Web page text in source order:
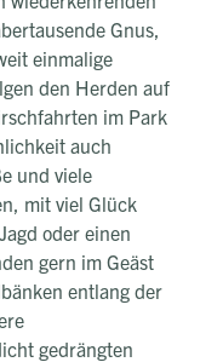
Gnus,
einmalige
den Herden auf
im Park
auch
und viele
mit viel Glück
oder einen
gern im Geäst
entlang der
gedrängten